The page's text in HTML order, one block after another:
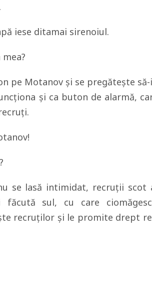
iese ditamai sirenoiul.
pe Motanov şi se pregăteşte
şi ca buton de alarmă,
se lasă intimidat, recruţii scot
făcută sul, cu care
recruţilor şi le promite drept